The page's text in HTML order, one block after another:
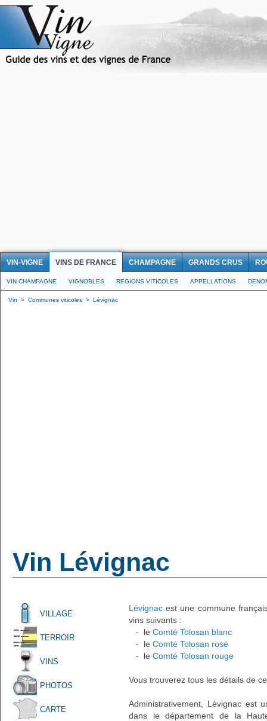
VIN-VIGNE VINS DE FRANCE CHAMPAGNE GRANDS CRUS
VIN CHAMPAGNE VIGNOBLES REGIONS VITICOLES APPELLATIONS
Vin > Communes viticoles > Lévignac
Vin Lévignac
VILLAGE
TERROIR
VINS
PHOTOS
CARTE
Lévignac est une commune
vins suivants :
- le Comté Tolosan blanc
- le Comté Tolosan rosé
- le Comté Tolosan rouge
Vous trouverez tous les détails de
Administrativement, Lévignac est
dans le département de la